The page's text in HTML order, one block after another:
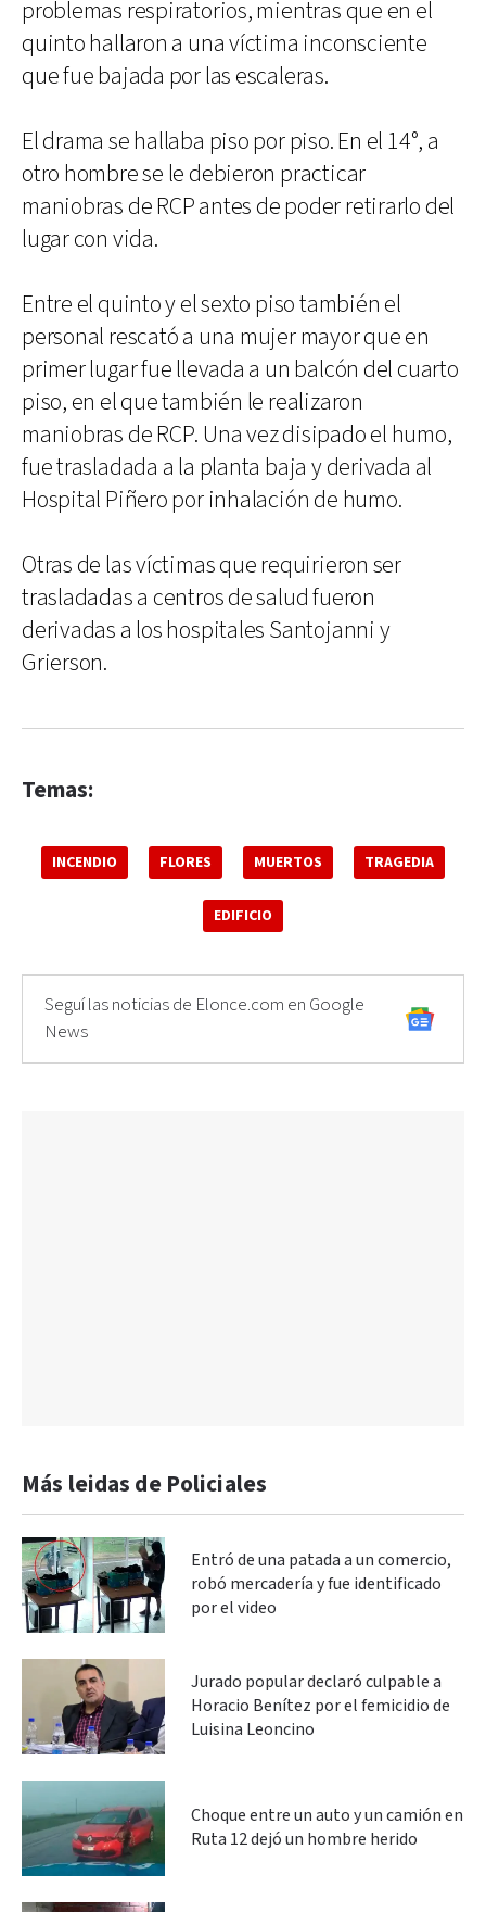
problemas respiratorios, mientras que en el
quinto hallaron a una víctima inconsciente
que fue bajada por las escaleras.
El drama se hallaba piso por piso. En el 14°, a
otro hombre se le debieron practicar
maniobras de RCP antes de poder retirarlo del
lugar con vida.
Entre el quinto y el sexto piso también el
personal rescató a una mujer mayor que en
primer lugar fue llevada a un balcón del cuarto
piso, en el que también le realizaron
maniobras de RCP. Una vez disipado el humo,
fue trasladada a la planta baja y derivada al
Hospital Piñero por inhalación de humo.
Otras de las víctimas que requirieron ser
trasladadas a centros de salud fueron
derivadas a los hospitales Santojanni y
Grierson.
Temas:
INCENDIO FLORES MUERTOS TRAGEDIA
EDIFICIO
Seguí las noticias de Elonce.com en Google
News
Más leidas de Policiales
Entró de una patada a un comercio,
robó mercadería y fue identificado
por el video
Jurado popular declaró culpable a
Horacio Benítez por el femicidio de
Luisina Leoncino
Choque entre un auto y un camión en
Ruta 12 dejó un hombre herido